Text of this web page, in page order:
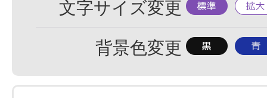
文字サイズ変更 標
準
拡
大
背景色変更 背
色
背
色